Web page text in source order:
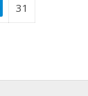
31